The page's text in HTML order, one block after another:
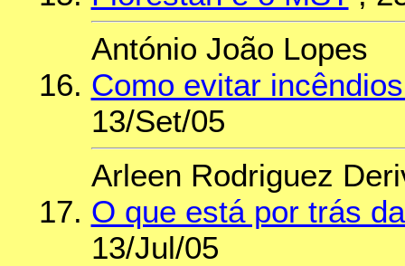
António João Lopes
Como evitar
13/Set/05
Arleen Rodriguez
O que está por trás
13/Jul/05